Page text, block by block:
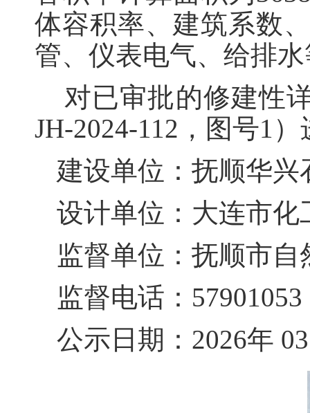
体容积率、建筑系数
管、仪表电气、给排
对已审批的修建性
JH-2024-112，图号1）
建设单位：抚顺华
设计单位：大连市
监督单位：抚顺市
监督电话：57901053
公示日期：2026年